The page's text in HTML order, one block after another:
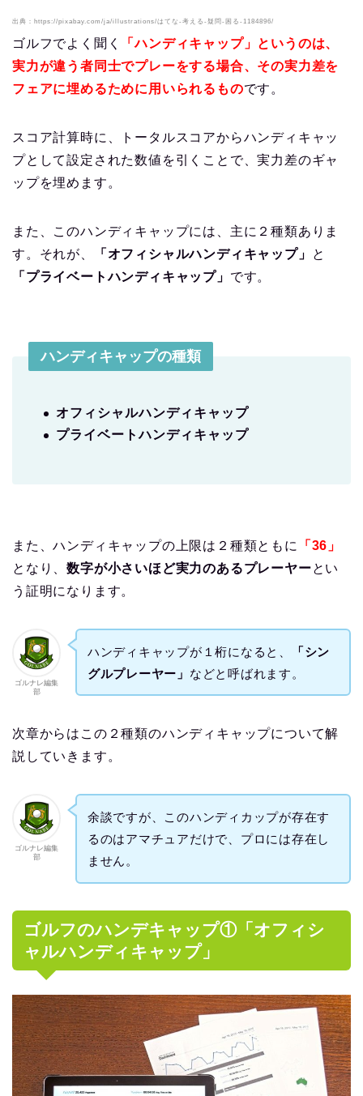
出典：https://pixabay.com/ja/illustrations/はてな-考える-疑問-困る-1184896/
ゴルフでよく聞く
「ハンディキャップ」というのは、
実力が違う者同士でプレーをする場合、その実力差を
フェアに埋めるために用いられるものです。
スコア計算時に、トータルスコアからハンディキャッ
プとして設定された数値を引くことで、実力差のギャ
ップを埋めます。
また、このハンディキャップには、主に２種類ありま
す。それが、
「オフィシャルハンディキャップ」
と
「プライベートハンディキャップ」 です。
ハンディキャップの種類
オフィシャルハンディキャップ
プライベートハンディキャップ
また、ハンディキャップの上限は２種類ともに
「36」
となり、数字が小さいほど実力のあるプレーヤーとい
う証明になります。
ゴルナレ編集
部
ハンディキャップが１桁になると、
「シン
グルプレーヤー」 などと呼ばれます。
次章からはこの２種類のハンディキャップについて解
説していきます。
ゴルナレ編集
部
余談ですが、このハンディカップが存在す
るのはアマチュアだけで、プロには存在し
ません。
ゴルフのハンデキャップ①「オフィシ
ャルハンディキャップ」